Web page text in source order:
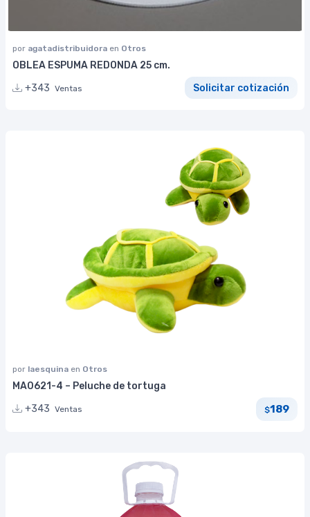
por agatadistribuidora en Otros
OBLEA ESPUMA REDONDA 25 cm.
+343 Ventas Solicitar cotización
por laesquina en Otros
MA0621-4 – Peluche de tortuga
+343 Ventas $189